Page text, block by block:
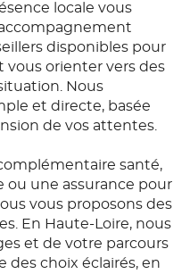
locale vous
disponibles pour
vous orienter vers des
Nous
et directe, basée
de vos attentes.
santé,
ou une assurance pour
vous proposons des
En Haute-Loire, nous
et de votre parcours
des choix éclairés, en